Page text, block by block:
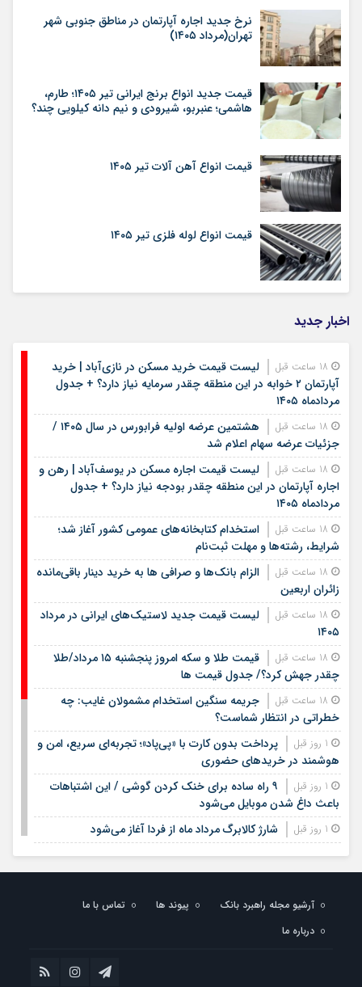
نرخ جدید اجاره آپارتمان در مناطق جنوبی شهر
تهران(مرداد ۱۴۰۵)
قیمت جدید انواع برنج ایرانی تیر ۱۴۰۵؛ طارم،
هاشمی؛ عنبربو، شیرودی و نیم دانه کیلویی چند؟
قیمت انواع آهن آلات تیر ۱۴۰۵
قیمت انواع لوله فلزی تیر ۱۴۰۵
اخبار جدید
لیست قیمت خرید مسکن در نازی‌آباد | خرید
آپارتمان ۲ خوابه در این منطقه چقدر سرمایه نیاز دارد؟ + جدول
مردادماه ۱۴۰۵
هشتمین عرضه اولیه فرابورس در سال ۱۴۰۵ /
جزئیات عرضه سهام اعلام شد
لیست قیمت اجاره مسکن در یوسف‌آباد | رهن و
اجاره آپارتمان در این منطقه چقدر بودجه نیاز دارد؟ + جدول
مردادماه ۱۴۰۵
استخدام کتابخانه‌های عمومی کشور آغاز شد؛
شرایط، رشته‌ها و مهلت ثبت‌نام
الزام بانک‌ها و صرافی ها به خرید دینار باقی‌مانده
زائران اربعین
لیست قیمت جدید لاستیک‌های ایرانی در مرداد
۱۴۰۵
قیمت طلا و سکه امروز پنجشنبه ۱۵ مرداد/طلا
چقدر جهش کرد؟/ جدول قیمت ها
جریمه سنگین استخدام مشمولان غایب: چه
خطراتی در انتظار شماست؟
پرداخت بدون کارت با «پی‌پاد»؛ تجربه‌ای سریع، امن و
هوشمند در خریدهای حضوری
۹ راه ساده برای خنک کردن گوشی / این اشتباهات
باعث داغ شدن موبایل می‌شود
شارژ کالابرگ مرداد ماه از فردا آغاز می‌شود
1 روز قبل
لیست قیمت اجاره مسکن در شهرک غرب |
اجاره‌نشینی در این منطقه چقدر هزینه دارد؟ + جدول مردادماه
لیست قیمت خرید مسکن در تهرانسر/ قیمت خرید
هر متر آپارتمان در این منطقه چقدر است؟ + جدول
آرشیو مجله راهبرد بانک پیوند ها
تماس با ما
درباره ما